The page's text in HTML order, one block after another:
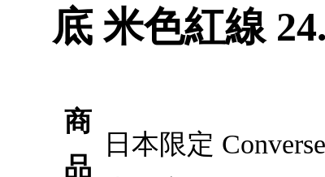
底 米色紅線
商
品
日本限定